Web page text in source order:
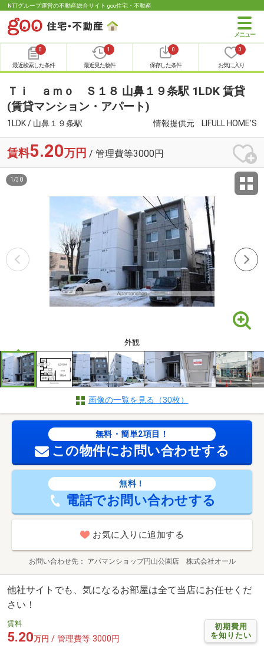
NTTグループ運営の不動産総合サイト goo住宅・不動産
0
最近検索した条件
1
最近見た物件
0
保存した条件
0
お気に入り
Ｔｉ ａｍｏ Ｓ１８ 山鼻１９条駅 1LDK 賃貸
(賃貸マンション・アパート)
1LDK / 山鼻１９条駅 情報提供元 LIFULL HOME'S
賃料5.20万円 / 管理費等3000円
外観
1 /30
画像の一覧を見る（30枚）
無料・簡単2項目！
この物件にお問い合わせする
無料！
電話でお問い合わせする
お気に入りに追加する
お問い合わせ先 アパマンショップ円山公園店 株式会社オール
他社サイトでも、気になるお部屋は全て当店にお任せくだ
さい！
初期費用
を知りたい
賃料
5.20万円 / 管理費等 3000円